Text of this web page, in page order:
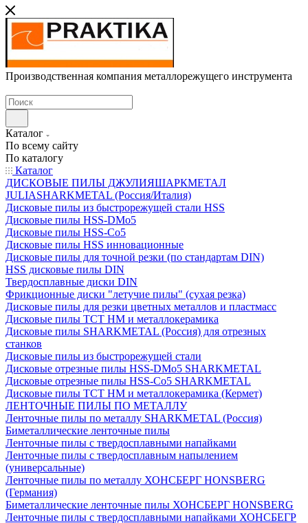
Производственная компания металлорежущего инструмента
Каталог
По всему сайту
По каталогу
Каталог
ДИСКОВЫЕ ПИЛЫ ДЖУЛИЯШАРКМЕТАЛ
JULIASHARKMETAL (Россия/Италия)
Дисковые пилы из быстрорежущей стали HSS
Дисковые пилы HSS-DMo5
Дисковые пилы HSS-Co5
Дисковые пилы HSS инновационные
Дисковые пилы для точной резки (по стандартам DIN)
HSS дисковые пилы DIN
Твердосплавные диски DIN
Фрикционные диски "летучие пилы" (сухая резка)
Дисковые пилы для резки цветных металлов и пластмасс
Дисковые пилы ТСТ НМ и металлокерамика
Дисковые пилы SHARKMETAL (Россия) для отрезных
станков
Дисковые пилы из быстрорежущей стали
Дисковые отрезные пилы HSS-DMo5 SHARKMETAL
Дисковые отрезные пилы HSS-Co5 SHARKMETAL
Дисковые пилы ТСТ НМ и металлокерамика (Кермет)
ЛЕНТОЧНЫЕ ПИЛЫ ПО МЕТАЛЛУ
Ленточные пилы по металлу SHARKMETAL (Россия)
Биметаллические ленточные пилы
Ленточные пилы с твердосплавными напайками
Ленточные пилы с твердосплавным напылением
(универсальные)
Ленточные пилы по металлу ХОНСБЕРГ HONSBERG
(Германия)
Биметаллические ленточные пилы ХОНСБЕРГ HONSBERG
Ленточные пилы с твердосплавными напайками ХОНСБЕГР